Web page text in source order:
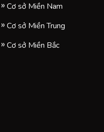
Cơ sở Miền Nam
Cơ sở Miền Trung
Cơ sở Miền Bắc